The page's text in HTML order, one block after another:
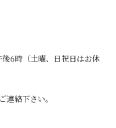
6時（土曜、日祝日はお休
絡下さい。